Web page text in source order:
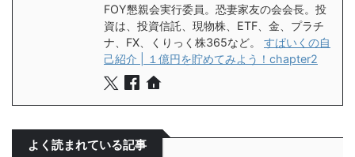
FOY懇親会実行委員。恐妻家友の会会長。投
資は、投資信託、現物株、ETF、金、プラチ
ナ、FX、くりっく株365など。 すぱいくの自
己紹介 | １億円を貯めてみよう！chapter2
よく読まれている記事